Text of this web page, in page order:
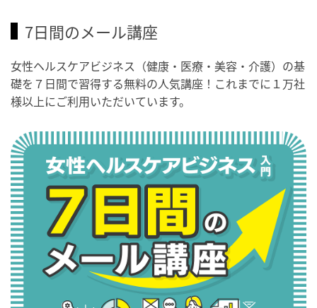
7日間のメール講座
女性ヘルスケアビジネス（健康・医療・美容・介護）の基
礎を７日間で習得する無料の人気講座！これまでに１万社
様以上にご利用いただいています。